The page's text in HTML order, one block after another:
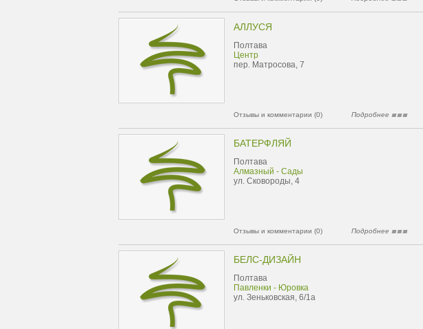
АЛЛУСЯ
Полтава
Центр
пер. Матросова, 7
Отзывы и комментарии (0) Подробнее
БАТЕРФЛЯЙ
Полтава
Алмазный - Сады
ул. Сковороды, 4
Отзывы и комментарии (0) Подробнее
БЕЛС-ДИЗАЙН
Полтава
Павленки - Юровка
ул. Зеньковская, 6/1а